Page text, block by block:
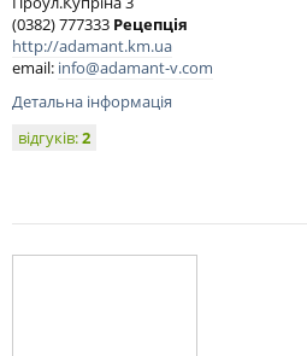
(0382) 777333 Рецепція
http://adamant.km.ua
email: info@adamant-v.com
Детальна інформація
відгуків:2